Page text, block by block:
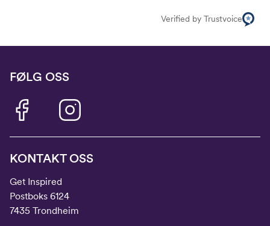
Verified by Trustvoice
FØLG OSS
KONTAKT OSS
Get Inspired
Postboks 6124
7435 Trondheim